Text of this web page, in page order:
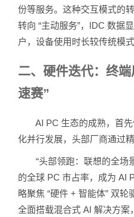
份等服务。这种交互模式的
转向 “主动服务”，IDC 数据
户，设备使用时长较传统模式
二、硬件迭代：终
速赛”
AI PC 生态的成熟，首先
化并行发展，头部厂商通过
“头部领跑：联想的全场
的全球 PC 市占率，成为 AI
略聚焦 “硬件 + 智能体” 双
全面搭载混合式 AI 解决方案